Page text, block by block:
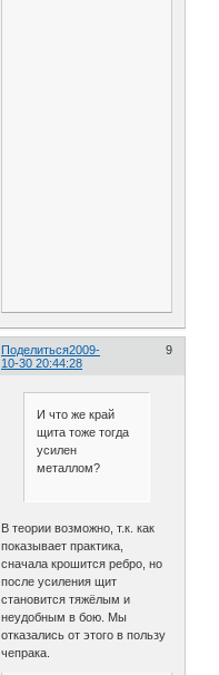
Поделиться 9
2009-
10-30 20:44:28
И что же край
щита тоже тогда
усилен
металлом?
В теории возможно, т.к. как
показывает практика,
сначала крошится ребро, но
после усиления щит
становится тяжёлым и
неудобным в бою. Мы
отказались от этого в пользу
чепрака.